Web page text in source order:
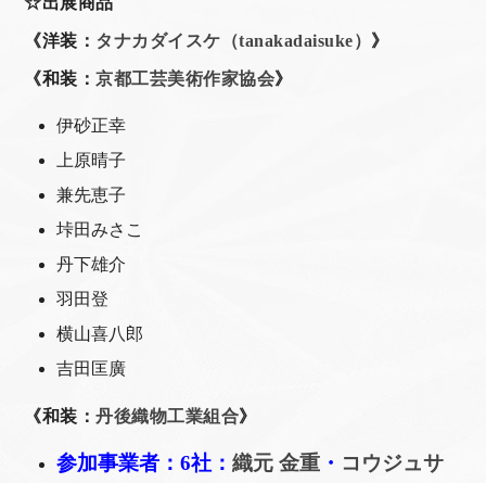
《洋装： タナカダイスケ（tanakadaisuke） 》
《和装：京都工芸美術作家協会》
伊砂正幸
上原晴子
兼先恵子
垰田みさこ
丹下雄介
羽田登
横山喜八郎
吉田匡廣
《和装：丹後織物工業組合》
参加事業者：6社：織元 金重 ・ コウジュサ